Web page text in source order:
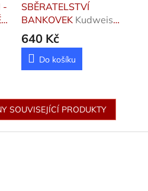
-
SBĚRATELSTVÍ
BANKOVEK Kudweis
Miloš
640 Kč
Do košíku
SOUVISEJÍCÍ PRODUKTY